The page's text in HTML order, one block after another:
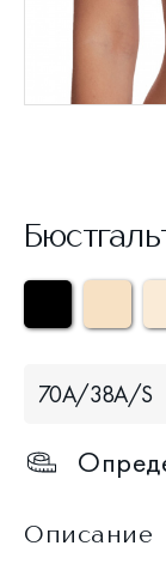
70A/38A/S
Описание